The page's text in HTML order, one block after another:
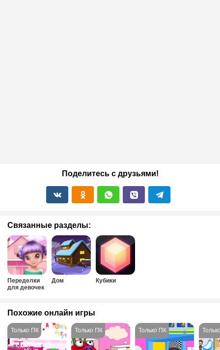
Поделитесь с друзьями!
Связанные разделы:
Переделки
для девочек
Дом Кубики
Похожие онлайн игры